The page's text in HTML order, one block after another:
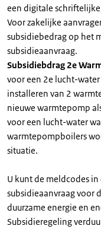
een digitale
Voor zakelijke
subsidiebedrag op het
subsidieaanvraag.
Subsidiebdrag 2e
voor een 2e lucht-
installeren van 2
nieuwe warmtepomp
voor een lucht-water
warmtepompboilers
situatie.
U kunt de meldcodes
subsidieaanvraag voor
duurzame energie en
Subsidieregeling